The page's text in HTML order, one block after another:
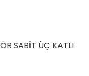
SABİT ÜÇ KATLI